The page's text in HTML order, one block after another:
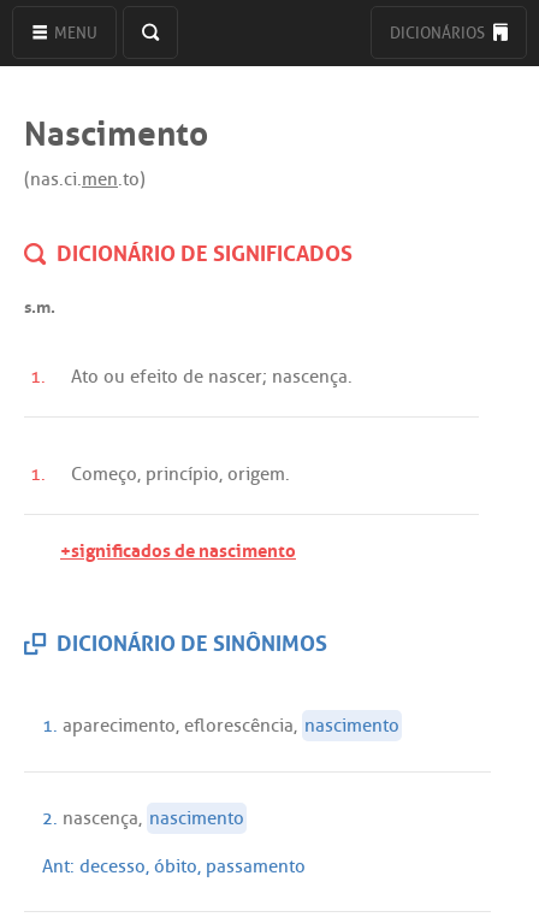
MENU DICIONÁRIOS
Nascimento
(nas.ci.men.to)
DICIONÁRIO DE SIGNIFICADOS
s.m.
1. Ato ou efeito de nascer; nascença.
1. Começo, princípio, origem.
+significados de nascimento
DICIONÁRIO DE SINÔNIMOS
1. aparecimento, eflorescência, nascimento
2. nascença, nascimento
Ant: decesso, óbito, passamento